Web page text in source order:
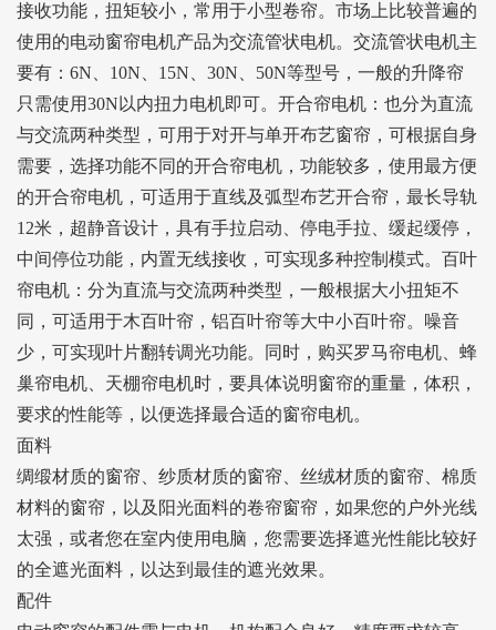
接收功能，扭矩较小，常用于小型卷帘。市场上比较普遍的
使用的电动窗帘电机产品为交流管状电机。交流管状电机主
要有：6N、10N、15N、30N、50N等型号，一般的升降帘
只需使用30N以内扭力电机即可。开合帘电机：也分为直流
与交流两种类型，可用于对开与单开布艺窗帘，可根据自身
需要，选择功能不同的开合帘电机，功能较多，使用最方便
的开合帘电机，可适用于直线及弧型布艺开合帘，最长导轨
12米，超静音设计，具有手拉启动、停电手拉、缓起缓停，
中间停位功能，内置无线接收，可实现多种控制模式。百叶
帘电机：分为直流与交流两种类型，一般根据大小扭矩不
同，可适用于木百叶帘，铝百叶帘等大中小百叶帘。噪音
少，可实现叶片翻转调光功能。同时，购买罗马帘电机、蜂
巢帘电机、天棚帘电机时，要具体说明窗帘的重量，体积，
要求的性能等，以便选择最合适的窗帘电机。
面料
绸缎材质的窗帘、纱质材质的窗帘、丝绒材质的窗帘、棉质
材料的窗帘，以及阳光面料的卷帘窗帘，如果您的户外光线
太强，或者您在室内使用电脑，您需要选择遮光性能比较好
的全遮光面料，以达到最佳的遮光效果。
配件